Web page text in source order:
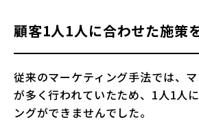
顧客1人1人に合わせた施策
従来のマーケティング手法では、
が多く行われていたため、1人1人
ングができませんでした。